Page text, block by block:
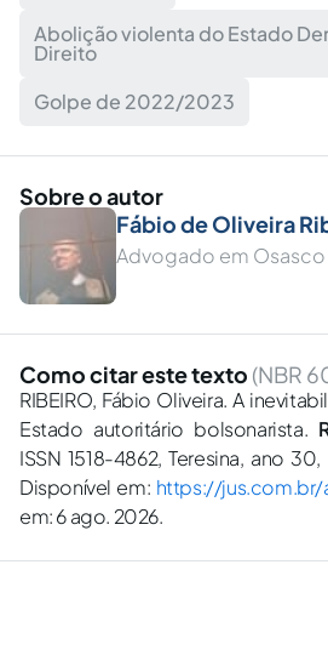
Abolição violenta do Estado
Direito
Golpe de 2022/2023
Sobre o autor
Fábio de Oliveira
Advogado em Osasco
Como citar este texto (NBR
RIBEIRO, Fábio Oliveira. A
Estado autoritário bolsonarista.
ISSN 1518-4862, Teresina, ano
Disponível em: https://jus.com.br/
em: 6 ago. 2026.